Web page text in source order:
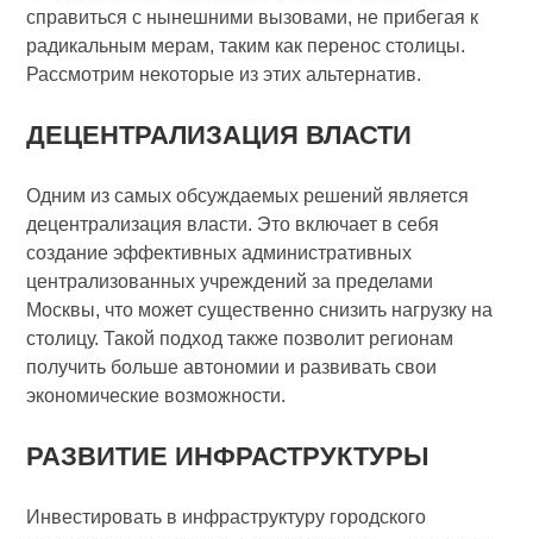
справиться с нынешними вызовами, не прибегая к
радикальным мерам, таким как перенос столицы.
Рассмотрим некоторые из этих альтернатив.
ДЕЦЕНТРАЛИЗАЦИЯ ВЛАСТИ
Одним из самых обсуждаемых решений является
децентрализация власти. Это включает в себя
создание эффективных административных
централизованных учреждений за пределами
Москвы, что может существенно снизить нагрузку на
столицу. Такой подход также позволит регионам
получить больше автономии и развивать свои
экономические возможности.
РАЗВИТИЕ ИНФРАСТРУКТУРЫ
Инвестировать в инфраструктуру городского